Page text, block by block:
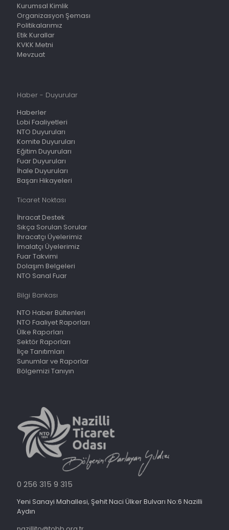
Kurumsal Kimlik
Organizasyon Şeması
Politikalarımız
Etik Kurallar
KVKK Metni
Mevzuat
Haber - Duyurular
Haberler
Lobi Faaliyetleri
NTO Duyuruları
Komite Duyuruları
Eğitim Duyuruları
Fuar Duyuruları
İhale Duyuruları
Başarı Hikayeleri
Ticaret Noktası
İhracat Destek
Sıkça Sorulan Sorular
İhracatçı Üyelerimiz
İmalatçı Üyelerimiz
Fuar Takvimi
Dolaşım Belgeleri
NTO Sanal Fuar
Bilgi Bankası
NTO Haber Bültenleri
NTO Faaliyet Raporları
Ülke Raporları
Sektör Raporları
İlçe Tanıtımları
Sunumlar ve Raporlar
Bölgemizi Tanıyın
0 256 315 9 315
Yeni Sanayi Mahallesi, Şehit Naci Ülker Bulvarı No:6 Nazilli
Aydın